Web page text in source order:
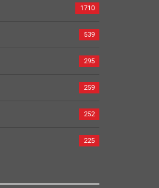
1710
539
295
259
252
225